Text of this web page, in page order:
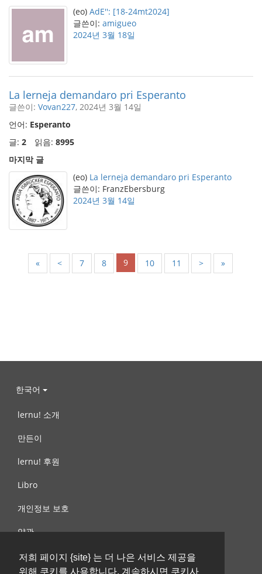
저희 페이지 {site} 는 더 나은 서비스 제공을
위해 쿠키를 사용합니다. 계속하시면 쿠키사
(eo) AdE'': [18-24mt2024]
글쓴이: amigueo
2024년 3월 18일
La lerneja demandaro pri Esperanto
글쓴이: Vovan227, 2024년 3월 14일
언어: Esperanto
글: 2 읽음: 8995
마지막 글
(eo) La lerneja demandaro pri Esperanto
글쓴이: FranzEbersburg
2024년 3월 14일
« < 7 8 9 10 11 > »
한국어
lernu! 소개
만든이
lernu! 후원
Libro
개인정보 보호
약관
제안, 문의